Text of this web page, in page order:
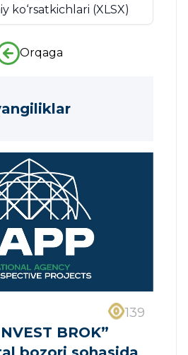
ko‘rsatkichlari (XLSX)
Orqaga
139
BROK”